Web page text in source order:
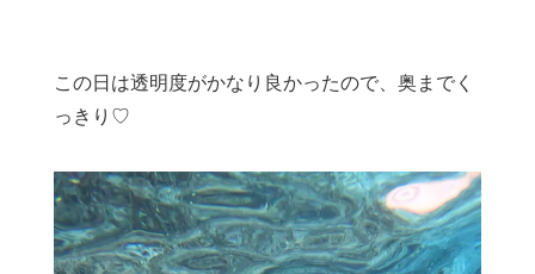
この日は透明度がかなり良かったので、奥までく
っきり♡